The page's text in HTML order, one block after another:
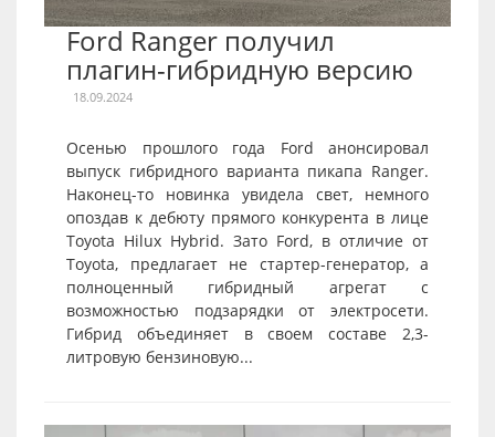
Ford Ranger получил
плагин-гибридную версию
18.09.2024
Осенью прошлого года Ford анонсировал
выпуск гибридного варианта пикапа Ranger.
Наконец-то новинка увидела свет, немного
опоздав к дебюту прямого конкурента в лице
Toyota Hilux Hybrid. Зато Ford, в отличие от
Toyota, предлагает не стартер-генератор, а
полноценный гибридный агрегат с
возможностью подзарядки от электросети.
Гибрид объединяет в своем составе 2,3-
литровую бензиновую...